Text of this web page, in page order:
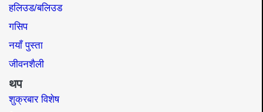
हलिउड/बलिउड
गसिप
नयाँ पुस्ता
जीवनशैली
थप
शुक्रबार विशेष